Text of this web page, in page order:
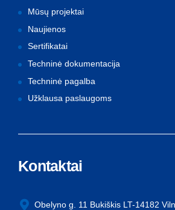
Mūsų projektai
Naujienos
Sertifikatai
Techninė dokumentacija
Techninė pagalba
Užklausa paslaugoms
Kontaktai
Obelyno g. 11 Bukiškis LT-14182